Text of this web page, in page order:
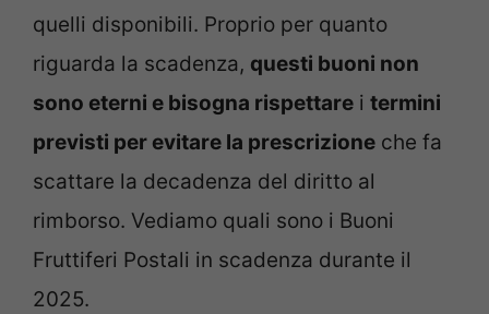
quelli disponibili. Proprio per quanto
riguarda la scadenza, questi buoni non
sono eterni e bisogna rispettare i termini
previsti per evitare la prescrizione che fa
scattare la decadenza del diritto al
rimborso. Vediamo quali sono i Buoni
Fruttiferi Postali in scadenza durante il
2025.